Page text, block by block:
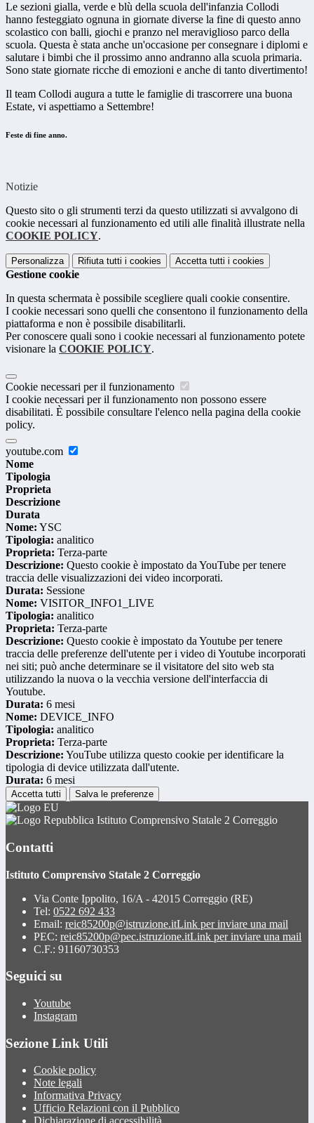
Le sezioni gialla, verde e blù della scuola dell'infanzia Collodi
hanno festeggiato ognuna in giornate diverse la fine di questo anno
scolastico con balli, giochi e pranzo nel meraviglioso parco della
scuola. Questa è stata anche un'occasione per consegnare i diplomi e
salutare i bimbi che il prossimo anno andranno alla scuola primaria.
Sono state giornate ricche di emozioni e anche di tanto divertimento!
Il team Collodi augura a tutte le famiglie di trascorrere una buona
Estate, vi aspettiamo a Settembre!
Feste di fine anno.
Notizie
Questo sito o gli strumenti terzi da questo utilizzati si avvalgono di
cookie necessari al funzionamento ed utili alle finalità illustrate nella
COOKIE POLICY.
Personalizza Rifiuta tutti i cookies Accetta tutti i cookies
Gestione cookie
In questa schermata è possibile scegliere quali cookie consentire.
I cookie necessari sono quelli che consentono il funzionamento della
piattaforma e non è possibile disabilitarli.
Per conoscere quali sono i cookie necessari al funzionamento potete
visionare la COOKIE POLICY.
Cookie necessari per il funzionamento
I cookie necessari per il funzionamento non possono essere
disabilitati. È possibile consultare l'elenco nella pagina della cookie
policy.
youtube.com
Nome
Tipologia
Proprieta
Descrizione
Durata
Nome: YSC
Tipologia: analitico
Proprieta: Terza-parte
Descrizione: Questo cookie è impostato da YouTube per tenere
traccia delle visualizzazioni dei video incorporati.
Durata: Sessione
Nome: VISITOR_INFO1_LIVE
Tipologia: analitico
Proprieta: Terza-parte
Descrizione: Questo cookie è impostato da Youtube per tenere
traccia delle preferenze dell'utente per i video di Youtube incorporati
nei siti; può anche determinare se il visitatore del sito web sta
utilizzando la nuova o la vecchia versione dell'interfaccia di
Youtube.
Durata: 6 mesi
Nome: DEVICE_INFO
Tipologia: analitico
Proprieta: Terza-parte
Descrizione: YouTube utilizza questo cookie per identificare la
tipologia di device utilizzata dall'utente.
Durata: 6 mesi
Accetta tutti Salva le preferenze
Istituto Comprensivo Statale 2 Correggio
Contatti
Istituto Comprensivo Statale 2 Correggio
Via Conte Ippolito, 16/A - 42015 Correggio (RE)
Tel: 0522 692 433
Email: reic85200p@istruzione.itLink per inviare una mail
PEC: reic85200p@pec.istruzione.itLink per inviare una mail
C.F.: 91160730353
Seguici su
Youtube
Instagram
Sezione Link Utili
Cookie policy
Note legali
Informativa Privacy
Ufficio Relazioni con il Pubblico